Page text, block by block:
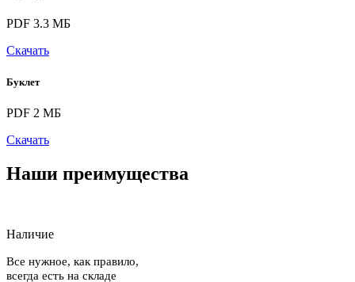
PDF 3.3 МБ
Скачать
Буклет
PDF 2 МБ
Скачать
Наши преимущества
Наличие
Все нужное, как правило,
всегда есть на складе